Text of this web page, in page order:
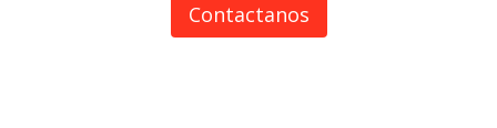
Contactanos